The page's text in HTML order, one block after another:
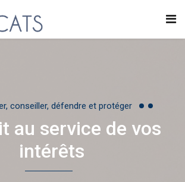
conseiller, défendre et protéger
au service de vos
intérêts